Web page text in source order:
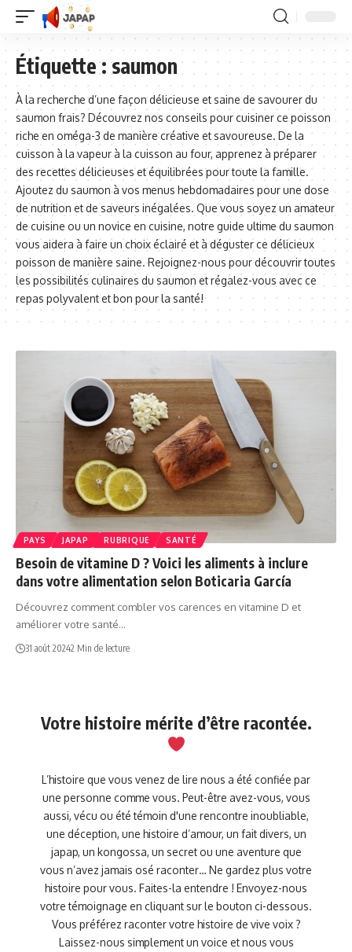
Étiquette :saumon
À la recherche d’une façon délicieuse et saine de savourer du
saumon frais? Découvrez nos conseils pour cuisiner ce poisson
riche en oméga-3 de manière créative et savoureuse. De la
cuisson à la vapeur à la cuisson au four, apprenez à préparer
des recettes délicieuses et équilibrées pour toute la famille.
Ajoutez du saumon à vos menus hebdomadaires pour une dose
de nutrition et de saveurs inégalées. Que vous soyez un amateur
de cuisine ou un novice en cuisine, notre guide ultime du saumon
vous aidera à faire un choix éclairé et à déguster ce délicieux
poisson de manière saine. Rejoignez-nous pour découvrir toutes
les possibilités culinaires du saumon et régalez-vous avec ce
repas polyvalent et bon pour la santé!
PAYS JAPAP RUBRIQUE SANTÉ
Besoin de vitamine D ? Voici les aliments à inclure
dans votre alimentation selon Boticaria García
Découvrez comment combler vos carences en vitamine D et
améliorer votre santé…
31 août 20242 Min de lecture
Votre histoire mérite d’être racontée.
L’histoire que vous venez de lire nous a été confiée par
une personne comme vous. Peut-être avez-vous, vous
aussi, vécu ou été témoin d'une rencontre inoubliable,
une déception, une histoire d’amour, un fait divers, un
japap, un kongossa, un secret ou une aventure que
vous n’avez jamais osé raconter… Ne gardez plus votre
histoire pour vous. Faites-la entendre ! Envoyez-nous
votre témoignage en cliquant sur le bouton ci-dessous.
Vous préférez raconter votre histoire de vive voix ?
Laissez-nous simplement un voice et nous vous